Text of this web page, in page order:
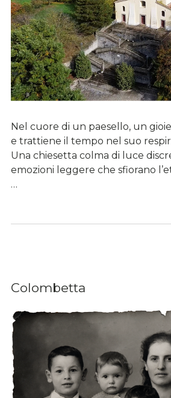
Nel cuore di un paesello, un
e trattiene il tempo nel suo
Una chiesetta colma di luce
emozioni leggere che sfiorano
…
Colombetta